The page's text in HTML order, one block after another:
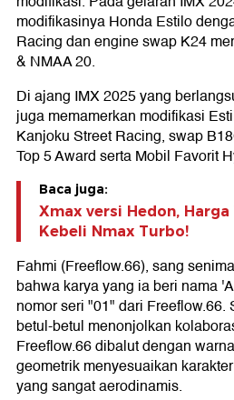
modifikasinya Honda Estilo
Racing dan engine swap K24
& NMAA 20.
Di ajang IMX 2025 yang
juga memamerkan modifikasi
Kanjoku Street Racing, swap
Top 5 Award serta Mobil Favorit
Baca juga:
Xmax versi Hedon, Harga
Kebeli Nmax Turbo!
Fahmi (Freeflow.66), sang
bahwa karya yang ia beri nama
nomor seri "01" dari
betul-betul menonjolkan
Freeflow.66 dibalut dengan
geometrik menyesuaikan
yang sangat aerodinamis.